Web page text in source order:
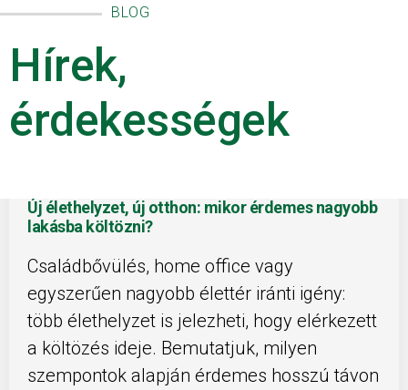
BLOG
Hírek,
érdekességek
Új élethelyzet, új otthon: mikor érdemes nagyobb
lakásba költözni?
Családbővülés, home office vagy
egyszerűen nagyobb élettér iránti igény:
több élethelyzet is jelezheti, hogy elérkezett
a költözés ideje. Bemutatjuk, milyen
szempontok alapján érdemes hosszú távon